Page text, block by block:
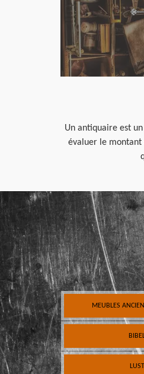
Un antiquaire est
évaluer le montant
MEUBLES